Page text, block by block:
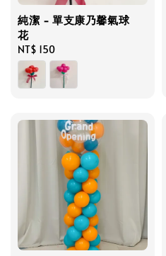
純潔 - 單支康乃馨氣球
花
Regular
price
NT$ 150